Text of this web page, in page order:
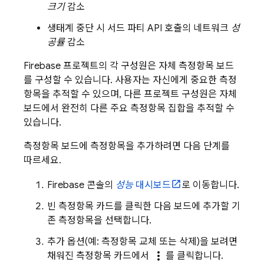
크기감소
생태계 중단 시 서드 파티 API 호출의 네트워크 성
공률감소
Firebase 프로젝트의 각 구성원은 자체 측정항목 보드
를 구성할 수 있습니다. 사용자는 자신에게 중요한 측정
항목을 추적할 수 있으며, 다른 프로젝트 구성원은 자체
보드에서 완전히 다른 주요 측정항목 집합을 추적할 수
있습니다.
측정항목 보드에 측정항목을 추가하려면 다음 단계를
따르세요.
Firebase 콘솔의 성능대시보드
로 이동합니다.
빈 측정항목 카드를 클릭한 다음 보드에 추가할 기
존 측정항목을 선택합니다.
추가 옵션(예: 측정항목 교체 또는 삭제)을 보려면
채워진 측정항목 카드에서
more_vert 를 클릭합니다.